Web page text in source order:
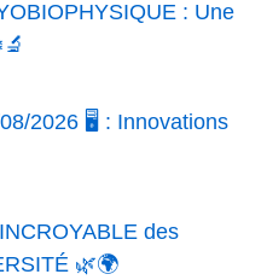
: Une
2026 🖥️ : Innovations
des
🌿🌍